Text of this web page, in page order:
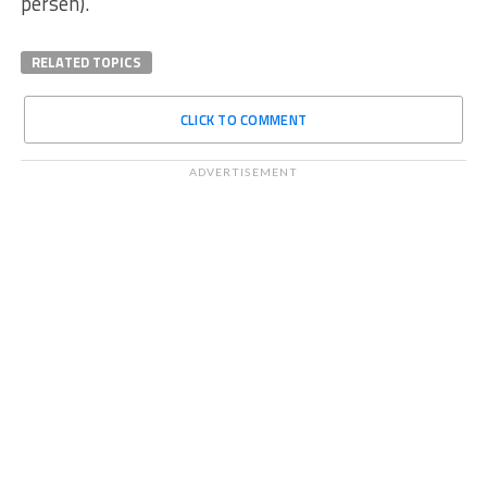
RELATED TOPICS
CLICK TO COMMENT
ADVERTISEMENT